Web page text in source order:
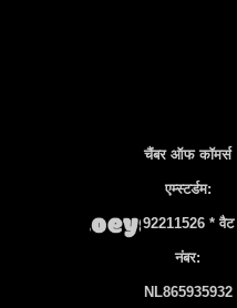
चैंबर ऑफ कॉमर्स
एम्स्टर्डम:
92211526 * वैट
नंबर:
NL865935932